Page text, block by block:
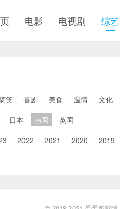
电影 电视剧 综艺
笑 喜剧 美食 温情 文化
日本 韩国
英国
2022 2021 2020 2019